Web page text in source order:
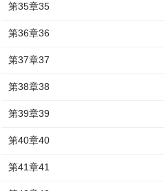
第35章35
第36章36
第37章37
第38章38
第39章39
第40章40
第41章41